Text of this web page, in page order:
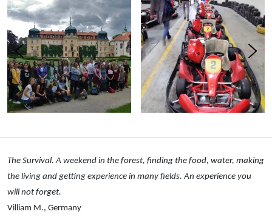
The Survival. A weekend in the forest, finding the food, water, making
the living and getting experience in many fields. An experience you
will not forget.
Villiam M., Germany